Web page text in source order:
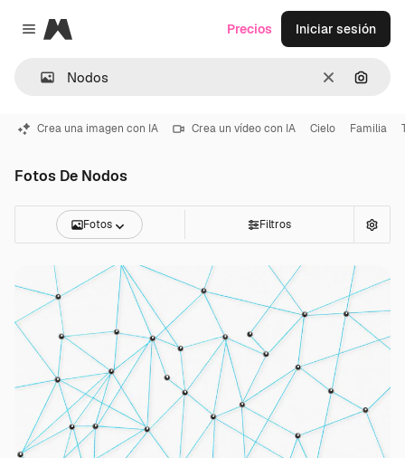
Close menu
Magnific
Borrar
Precios Iniciar sesión
Crea una imagen con IA Crea un vídeo con IA Cielo Familia
Fotos De Nodos
Fotos Filtros